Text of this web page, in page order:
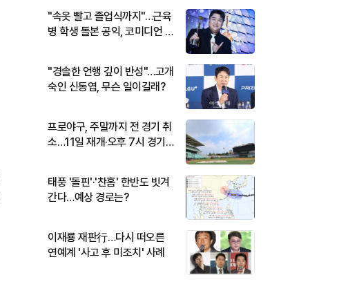
"속옷 빨고 졸업식까지"…근육
병 학생 돌본 공익, 코미디언 김
"경솔한 언행 깊이 반성"…고개
숙인 신동엽, 무슨 일이길래?
프로야구, 주말까지 전 경기 취
소…11일 재개·오후 7시 경기
태풍 '돌핀'·'찬홈' 한반도 빗겨
간다…예상 경로는?
이재룡 재판行…다시 떠오른
연예계 '사고 후 미조치' 사례